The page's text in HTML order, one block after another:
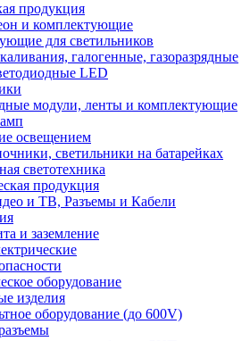
продукция
и комплектующие
для светильников
галогенные, газоразрядные
LED
модули, ленты и комплектующие
освещением
светильники на батарейках
светотехника
продукция
и ТВ, Разъемы и Кабели
и заземление
оборудование
изделия
оборудование (до 600V)